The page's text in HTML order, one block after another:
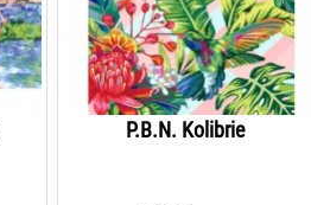
P.B.N. Kolibrie